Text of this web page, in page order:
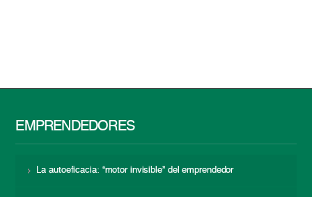
EMPRENDEDORES
La autoeficacia: “motor invisible” del emprendedor